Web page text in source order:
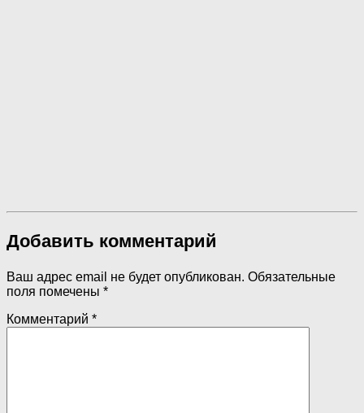
Добавить комментарий
Ваш адрес email не будет опубликован. Обязательные
поля помечены *
Комментарий *